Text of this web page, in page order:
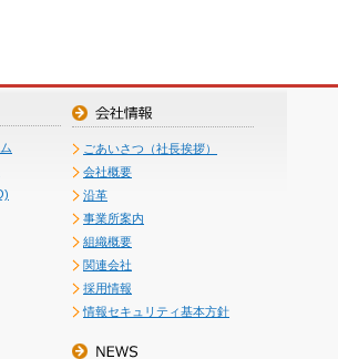
ごあいさつ（社長挨拶）
会社概要
沿革
事業所案内
組織概要
関連会社
採用情報
情報セキュリティ基本方針